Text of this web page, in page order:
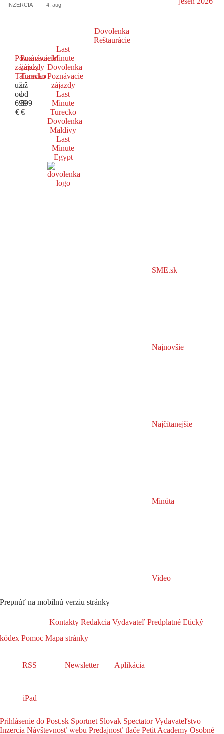
INZERCIA 4. aug
Dovolenka
Reštaurácie
Poznávacie
zájazdy
Taliansko
už
od
699
€
Poznávacie
zájazdy
Turecko
už
od
599
€
Last
Minute
Dovolenka
Poznávacie
zájazdy
Last
Minute
Turecko
Dovolenka
Maldivy
Last
Minute
Egypt
SME.sk
Najnovšie
Najčítanejšie
Minúta
Video
Prepnúť na mobilnú verziu stránky
Kontakty Redakcia Vydavateľ Predplatné Etický
kódex Pomoc Mapa stránky
RSS Newsletter Aplikácia
iPad
Prihlásenie do Post.sk Sportnet Slovak SpectatorVydavateľstvo
Inzercia Návštevnosť webu Predajnosť tlače Petit Academy Osobné